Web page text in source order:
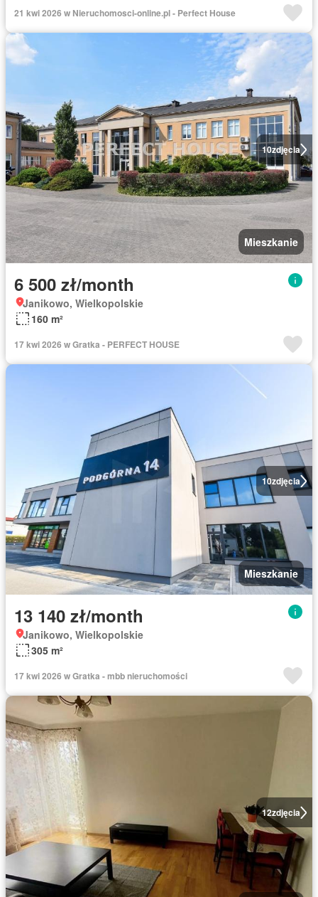
21 kwi 2026 w Nieruchomosci-online.pl - Perfect House
10zdjęcia
Mieszkanie
6 500 zł/month
Janikowo, Wielkopolskie
160 m²
17 kwi 2026 w Gratka - PERFECT HOUSE
10zdjęcia
Mieszkanie
13 140 zł/month
Janikowo, Wielkopolskie
305 m²
17 kwi 2026 w Gratka - mbb nieruchomości
12zdjęcia